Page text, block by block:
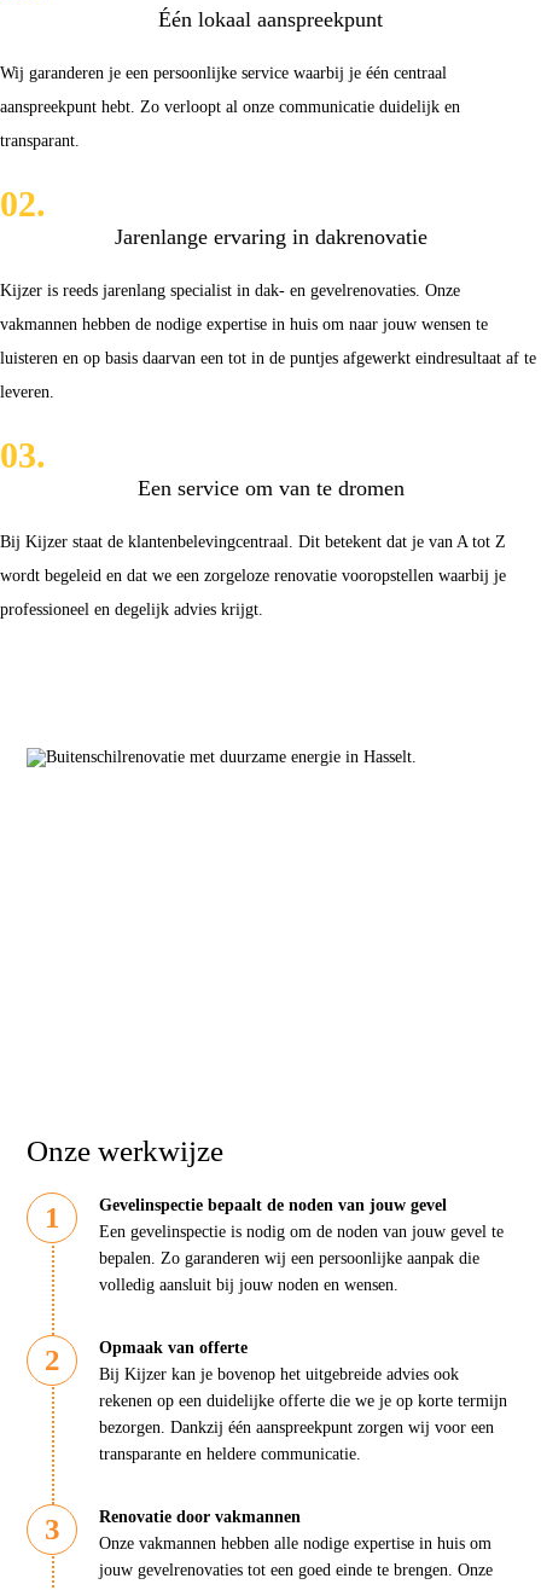
Één lokaal aanspreekpunt
Wij garanderen je een persoonlijke service waarbij je één centraal
aanspreekpunt hebt. Zo verloopt al onze communicatie duidelijk en
transparant.
02.
Jarenlange ervaring in dakrenovatie
Kijzer is reeds jarenlang specialist in dak- en gevelrenovaties. Onze
vakmannen hebben de nodige expertise in huis om naar jouw wensen te
luisteren en op basis daarvan een tot in de puntjes afgewerkt eindresultaat af te
leveren.
03.
Een service om van te dromen
Bij Kijzer staat de klantenbelevingcentraal. Dit betekent dat je van A tot Z
wordt begeleid en dat we een zorgeloze renovatie vooropstellen waarbij je
professioneel en degelijk advies krijgt.
Onze werkwijze
Gevelinspectie bepaalt de noden van jouw gevel
Een gevelinspectie is nodig om de noden van jouw gevel te
bepalen. Zo garanderen wij een persoonlijke aanpak die
volledig aansluit bij jouw noden en wensen.
Opmaak van offerte
Bij Kijzer kan je bovenop het uitgebreide advies ook
rekenen op een duidelijke offerte die we je op korte termijn
bezorgen. Dankzij één aanspreekpunt zorgen wij voor een
transparante en heldere communicatie.
Renovatie door vakmannen
Onze vakmannen hebben alle nodige expertise in huis om
jouw gevelrenovaties tot een goed einde te brengen. Onze